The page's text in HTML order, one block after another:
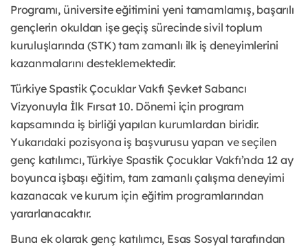
Programı, üniversite eğitimini yeni tamamlamış, başarılı
gençlerin okuldan işe geçiş sürecinde sivil toplum
kuruluşlarında (STK) tam zamanlı ilk iş deneyimlerini
kazanmalarını desteklemektedir.
Türkiye Spastik Çocuklar Vakfı Şevket Sabancı
Vizyonuyla İlk Fırsat 10. Dönemi için program
kapsamında iş birliği yapılan kurumlardan biridir.
Yukarıdaki pozisyona iş başvurusu yapan ve seçilen
genç katılımcı, Türkiye Spastik Çocuklar Vakfı’nda 12 ay
boyunca işbaşı eğitim, tam zamanlı çalışma deneyimi
kazanacak ve kurum için eğitim programlarından
yararlanacaktır.
Buna ek olarak genç katılımcı, Esas Sosyal tarafından